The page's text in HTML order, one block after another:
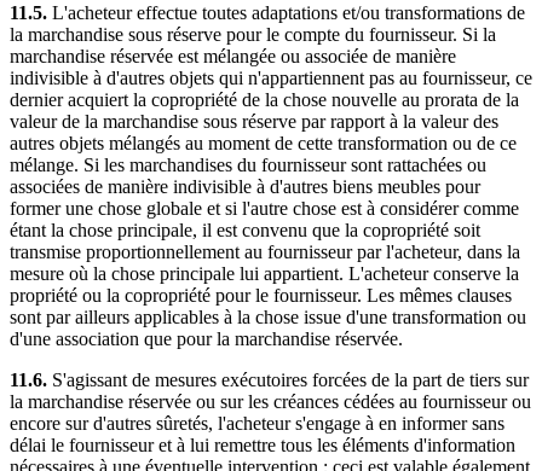
11.5. L'acheteur effectue toutes adaptations et/ou transformations de
la marchandise sous réserve pour le compte du fournisseur. Si la
marchandise réservée est mélangée ou associée de manière
indivisible à d'autres objets qui n'appartiennent pas au fournisseur, ce
dernier acquiert la copropriété de la chose nouvelle au prorata de la
valeur de la marchandise sous réserve par rapport à la valeur des
autres objets mélangés au moment de cette transformation ou de ce
mélange. Si les marchandises du fournisseur sont rattachées ou
associées de manière indivisible à d'autres biens meubles pour
former une chose globale et si l'autre chose est à considérer comme
étant la chose principale, il est convenu que la copropriété soit
transmise proportionnellement au fournisseur par l'acheteur, dans la
mesure où la chose principale lui appartient. L'acheteur conserve la
propriété ou la copropriété pour le fournisseur. Les mêmes clauses
sont par ailleurs applicables à la chose issue d'une transformation ou
d'une association que pour la marchandise réservée.
11.6. S'agissant de mesures exécutoires forcées de la part de tiers sur
la marchandise réservée ou sur les créances cédées au fournisseur ou
encore sur d'autres sûretés, l'acheteur s'engage à en informer sans
délai le fournisseur et à lui remettre tous les éléments d'information
nécessaires à une éventuelle intervention ; ceci est valable également